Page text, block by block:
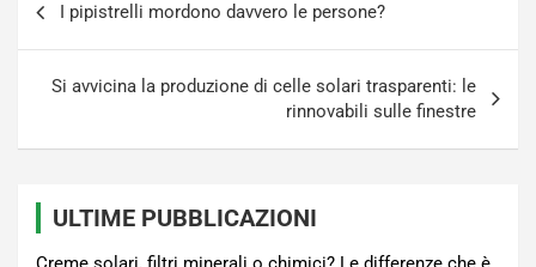
articoli
I pipistrelli mordono davvero le persone?
Si avvicina la produzione di celle solari trasparenti: le
rinnovabili sulle finestre
ULTIME PUBBLICAZIONI